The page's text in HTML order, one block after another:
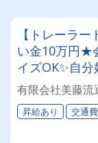
【トレーラ
い金10万円★
イズOK✨自
有限会社美藤流
昇給あり 交通